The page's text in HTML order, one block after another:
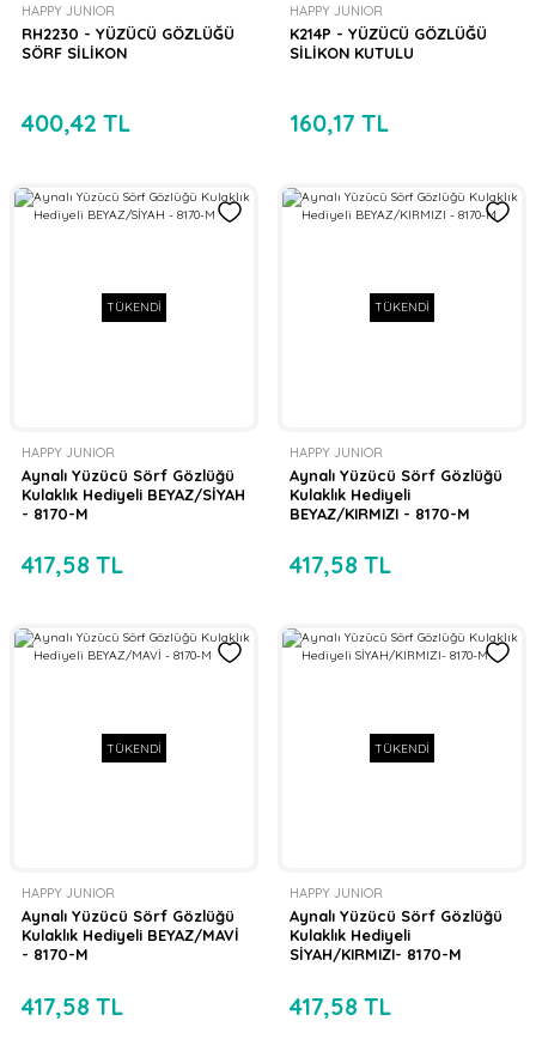
HAPPY JUNIOR
RH2230 - YÜZÜCÜ GÖZLÜĞÜ
SÖRF SİLİKON
400,42 TL
HAPPY JUNIOR
K214P - YÜZÜCÜ GÖZLÜĞÜ
SİLİKON KUTULU
160,17 TL
TÜKENDİ
HAPPY JUNIOR
Aynalı Yüzücü Sörf Gözlüğü
Kulaklık Hediyeli BEYAZ/SİYAH
- 8170-M
417,58 TL
TÜKENDİ
HAPPY JUNIOR
Aynalı Yüzücü Sörf Gözlüğü
Kulaklık Hediyeli
BEYAZ/KIRMIZI - 8170-M
417,58 TL
TÜKENDİ
HAPPY JUNIOR
Aynalı Yüzücü Sörf Gözlüğü
Kulaklık Hediyeli BEYAZ/MAVİ
- 8170-M
417,58 TL
TÜKENDİ
HAPPY JUNIOR
Aynalı Yüzücü Sörf Gözlüğü
Kulaklık Hediyeli
SİYAH/KIRMIZI- 8170-M
417,58 TL